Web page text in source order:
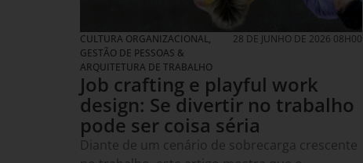
CULTURA ORGANIZACIONAL,
GESTÃO DE PESSOAS &
ARQUITETURA DE TRABALHO
28 DE JUNHO DE 2026 08H00
Job crafting e playful work
design: Se divertir no trabalho
pode ser coisa séria
Diante de um cenário de sobrecarga crescente